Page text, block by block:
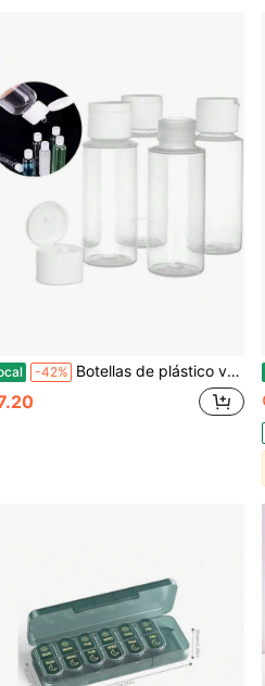
-42% Botellas de plástico vacías de 2 oz con tapa abatible - Sin BPA - Juego de 6 - Tamaño de viaje TSA de 2 onzas VEHT